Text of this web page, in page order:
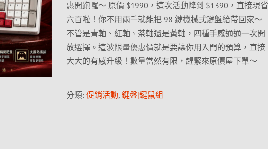
惠開跑囉～ 原價 $1990，這次活動降到 $1390，直接現省
六百啦！你不用兩千就能把 98 鍵機械式鍵盤給帶回家～
不管是青軸、紅軸、茶軸還是黃軸，四種手感通通一次開
放選擇。這波限量優惠價就是要讓你用入門的預算，直接
大大的有感升級！數量當然有限，趕緊來原價屋下單～
分類: 促銷活動, 鍵盤|鍵鼠組